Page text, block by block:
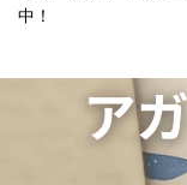
中！